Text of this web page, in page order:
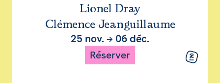
Lionel Dray
Clémence Jeanguillaume
25 nov. → 06 déc.
Réserver